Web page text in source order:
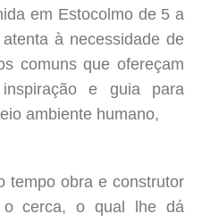
em Estocolmo de 5 a
à necessidade de
comuns que ofereçam
e guia para
ambiente humano,
tempo obra e construtor
o cerca, o qual lhe dá